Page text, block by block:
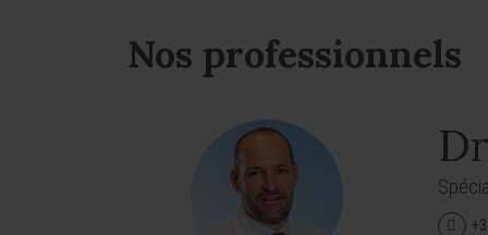
Nos professionnels